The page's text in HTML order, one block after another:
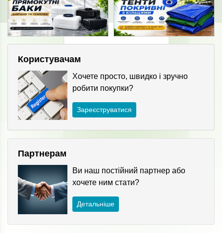
Користувачам
Хочете просто, швидко і зручно
робити покупки?
Зареєструватися
Партнерам
Ви наш постійний партнер або
хочете ним стати?
Детальніше